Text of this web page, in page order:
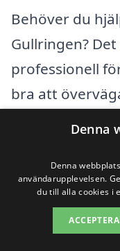
Behöver du
Gullringen?
professionell
bra att
pris.se, kan du
offertar från
område.
kan du
Denna
Denna
användarupplevelsen.
du till alla cookies i